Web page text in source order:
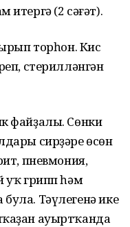
итергә (2 сәғәт).
торһон. Кис
стерилләнгән
файҙалы. Сөнки
сирҙәре өсөн
пневмония,
уҡ грипп һәм
Тәүлегенә ике
ауыртҡанда